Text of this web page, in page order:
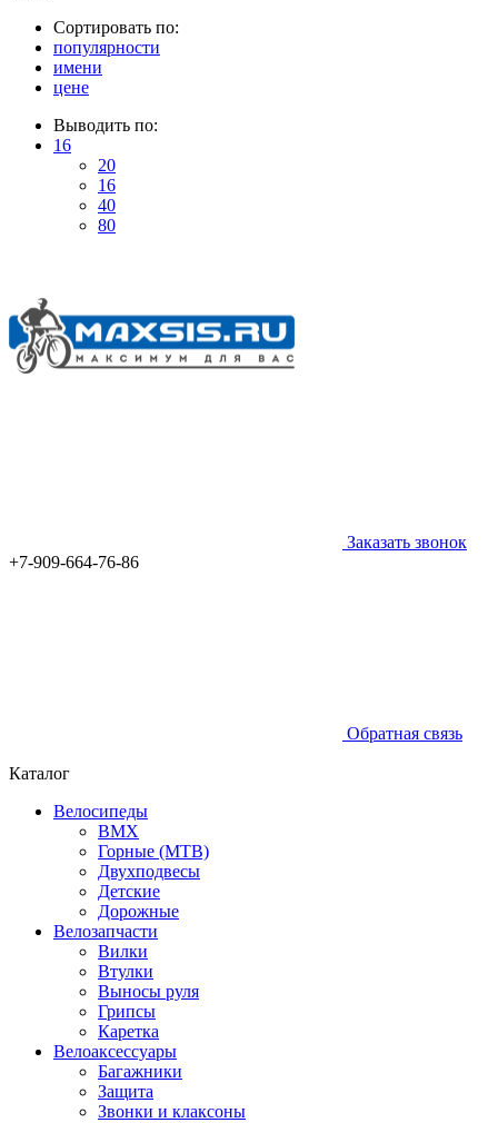
Сортировать по:
популярности
имени
цене
Выводить по:
16
20
16
40
80
Заказать звонок
+7-909-664-76-86
Обратная связь
Каталог
Велосипеды
BMX
Горные (MTB)
Двухподвесы
Детские
Дорожные
Велозапчасти
Вилки
Втулки
Выносы руля
Грипсы
Каретка
Велоаксессуары
Багажники
Защита
Звонки и клаксоны